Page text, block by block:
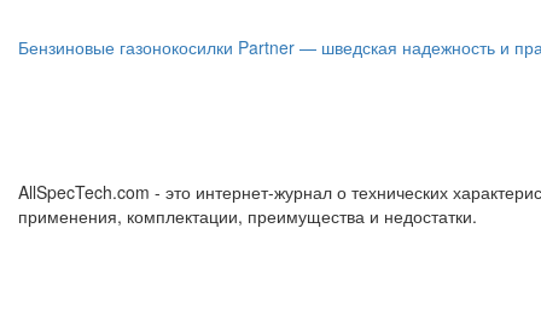
Бензиновые газонокосилки Partner — шведская надежность и
AllSpecTech.com - это интернет-журнал о технических
применения, комплектации, преимущества и недостатки.